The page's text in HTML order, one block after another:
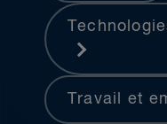
Travail et